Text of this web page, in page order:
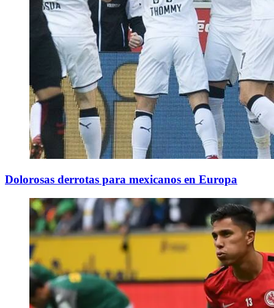
Dolorosas derrotas para mexicanos en Europa